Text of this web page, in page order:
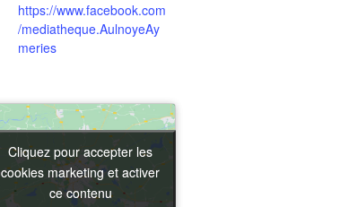
https://www.facebook.com
/mediatheque.AulnoyeAy
meries
Cliquez pour accepter les
cookies marketing et activer
ce contenu
Cliquez pour accepter les
cookies marketing et activer
ce contenu